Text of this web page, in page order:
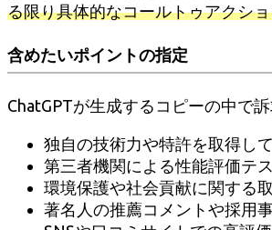
る限り具体的なコールトゥアクシ
含めたいポイントの指定
ChatGPTが生成するコピーの中で
独自の技術力や特許を取得し
第三者機関による性能評価テ
環境保護や社会貢献に関する
著名人の推薦コメントや採用